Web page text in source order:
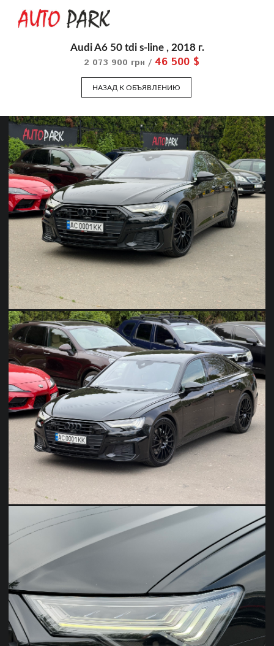
Audi A6 50 tdi s-line , 2018 г.
2 073 900 грн / 46 500 $
НАЗАД К ОБЪЯВЛЕНИЮ